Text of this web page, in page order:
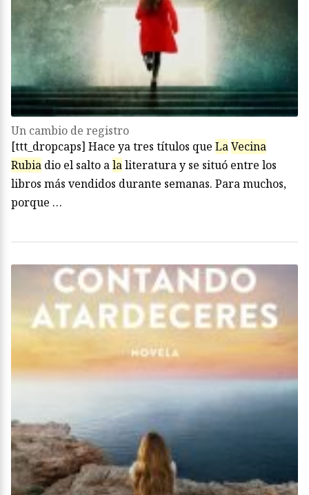
Un cambio de registro
[ttt_dropcaps] Hace ya tres títulos que LaVecina
Rubia dio el salto alaliteratura y se situó entre los
libros más vendidos durante semanas. Para muchos,
porque …